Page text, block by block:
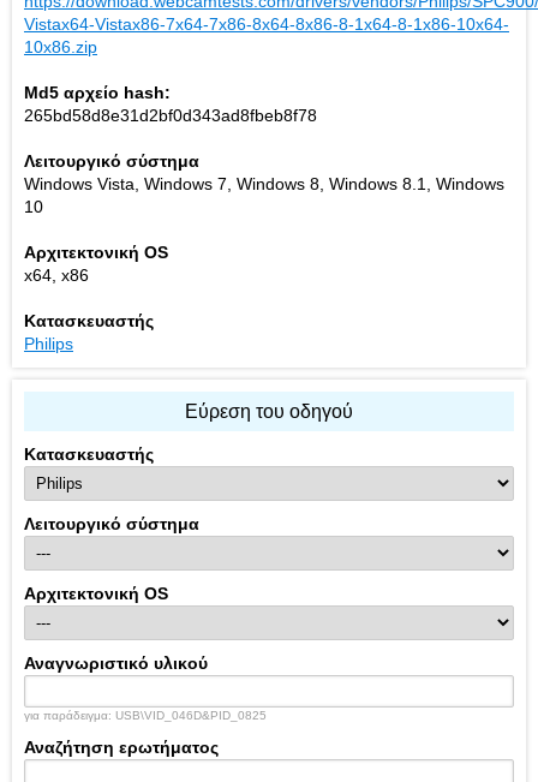
Vistax64-Vistax86-7x64-7x86-8x64-8x86-8-1x64-8-1x86-10x64-
10x86.zip
Md5 αρχείο hash:
265bd58d8e31d2bf0d343ad8fbeb8f78
Λειτουργικό σύστημα
Windows Vista, Windows 7, Windows 8, Windows 8.1, Windows
10
Αρχιτεκτονική OS
x64, x86
Κατασκευαστής
Philips
Εύρεση του οδηγού
Κατασκευαστής
Λειτουργικό σύστημα
Αρχιτεκτονική OS
Αναγνωριστικό υλικού
για παράδειγμα: USB\VID_046D&PID_0825
Αναζήτηση ερωτήματος